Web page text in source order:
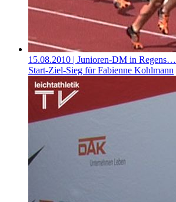
15.08.2010 | Junioren-DM in Regens…
Start-Ziel-Sieg für Fabienne Kohlmann